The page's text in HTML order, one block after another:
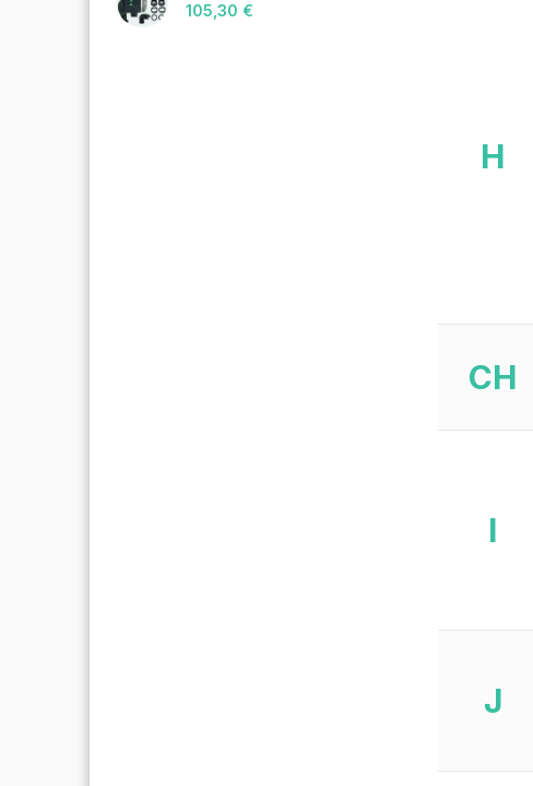
105,30 €
H
CH
I
J